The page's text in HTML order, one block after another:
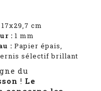
17x29,7 cm
: 1 mm
: Papier épais,
sélectif brillant
du
! Le